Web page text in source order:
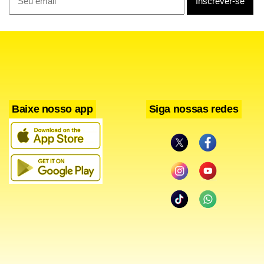
A pesquisa também investigou a opinião sobre o
cumprimento da pena após o período de 90 dias de prisão
domiciliar. Nesse cenário, 49% defendem que Bolsonaro
permaneça em casa, enquanto 42% avaliam que ele deveria
retornar à prisão na Papudinha. Outros 9% não souberam
Baixe nosso app Siga nossas redes